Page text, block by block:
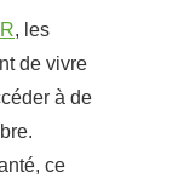
, les
de vivre
à de
ce